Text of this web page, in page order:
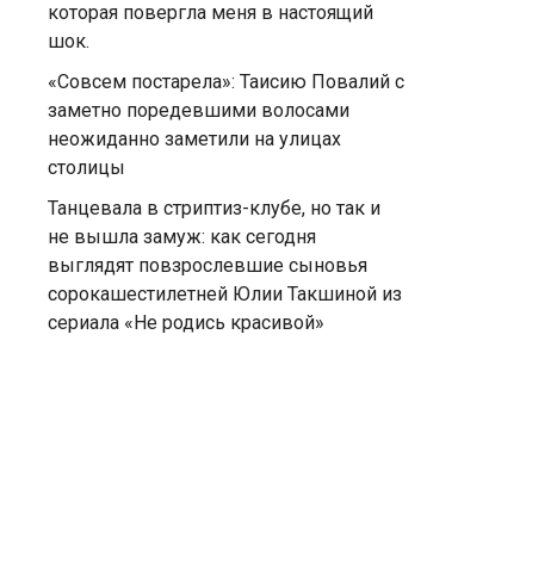
которая повергла меня в настоящий
шок.
«Совсем постарела»: Таисию Повалий с
заметно поредевшими волосами
неожиданно заметили на улицах
столицы
Танцевала в стриптиз-клубе, но так и
не вышла замуж: как сегодня
выглядят повзрослевшие сыновья
сорокашестилетней Юлии Такшиной из
сериала «Не родись красивой»